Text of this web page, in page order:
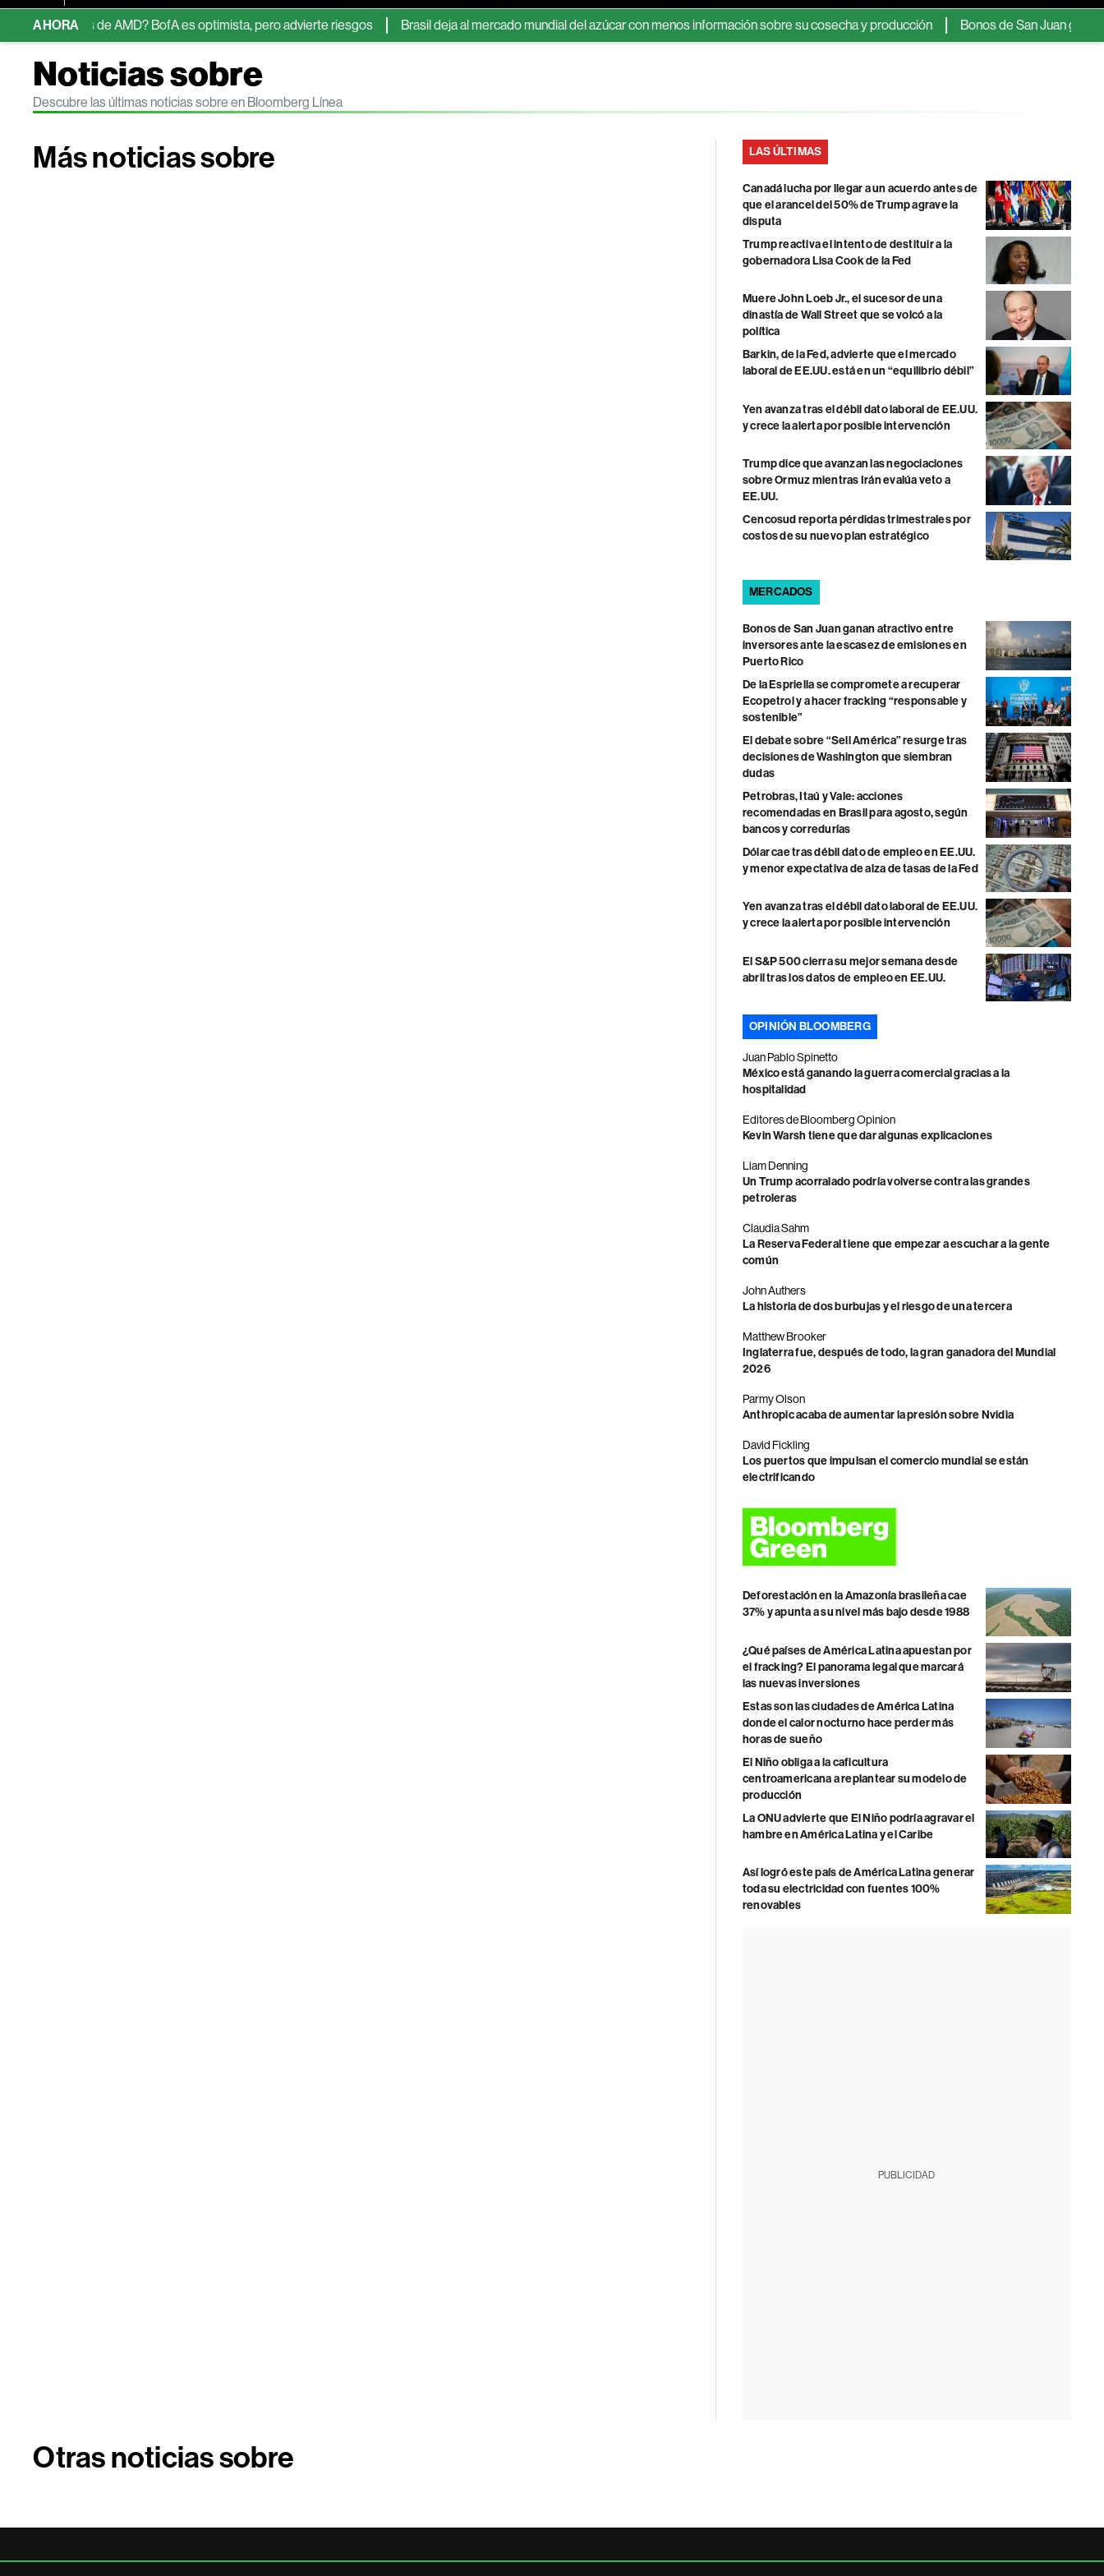
AHORAde AMD? BofA es optimista, pero advierte riesgos Brasil deja al mercado mundial del azúcar con menos información sobre su cosecha y producción Bonos de San Juan ganan
Noticias sobre
Descubre las últimas noticias sobre en Bloomberg Línea
Más noticias sobre LAS ÚLTIMAS
Canadá lucha por llegar a un acuerdo antes de
que el arancel del 50% de Trump agrave la
disputa
Trump reactiva el intento de destituir a la
gobernadora Lisa Cook de la Fed
Muere John Loeb Jr., el sucesor de una
dinastía de Wall Street que se volcó a la
política
Barkin, de la Fed, advierte que el mercado
laboral de EE.UU. está en un “equilibrio débil”
Yen avanza tras el débil dato laboral de EE.UU.
y crece la alerta por posible intervención
Trump dice que avanzan las negociaciones
sobre Ormuz mientras Irán evalúa veto a
EE.UU.
Cencosud reporta pérdidas trimestrales por
costos de su nuevo plan estratégico
MERCADOS
Bonos de San Juan ganan atractivo entre
inversores ante la escasez de emisiones en
Puerto Rico
De la Espriella se compromete a recuperar
Ecopetrol y a hacer fracking “responsable y
sostenible”
El debate sobre “Sell América” resurge tras
decisiones de Washington que siembran
dudas
Petrobras, Itaú y Vale: acciones
recomendadas en Brasil para agosto, según
bancos y corredurías
Dólar cae tras débil dato de empleo en EE.UU.
y menor expectativa de alza de tasas de la Fed
Yen avanza tras el débil dato laboral de EE.UU.
y crece la alerta por posible intervención
El S&P 500 cierra su mejor semana desde
abril tras los datos de empleo en EE.UU.
OPINIÓN BLOOMBERG
Juan Pablo Spinetto
México está ganando la guerra comercial gracias a la
hospitalidad
Editores de Bloomberg Opinion
Kevin Warsh tiene que dar algunas explicaciones
Liam Denning
Un Trump acorralado podría volverse contra las grandes
petroleras
Claudia Sahm
La Reserva Federal tiene que empezar a escuchar a la gente
común
John Authers
La historia de dos burbujas y el riesgo de una tercera
Matthew Brooker
Inglaterra fue, después de todo, la gran ganadora del Mundial
2026
Parmy Olson
Anthropic acaba de aumentar la presión sobre Nvidia
David Fickling
Los puertos que impulsan el comercio mundial se están
electrificando
Deforestación en la Amazonía brasileña cae
37% y apunta a su nivel más bajo desde 1988
¿Qué países de América Latina apuestan por
el fracking? El panorama legal que marcará
las nuevas inversiones
Estas son las ciudades de América Latina
donde el calor nocturno hace perder más
horas de sueño
El Niño obliga a la caficultura
centroamericana a replantear su modelo de
producción
La ONU advierte que El Niño podría agravar el
hambre en América Latina y el Caribe
Así logró este país de América Latina generar
toda su electricidad con fuentes 100%
renovables
PUBLICIDAD
Otras noticias sobre